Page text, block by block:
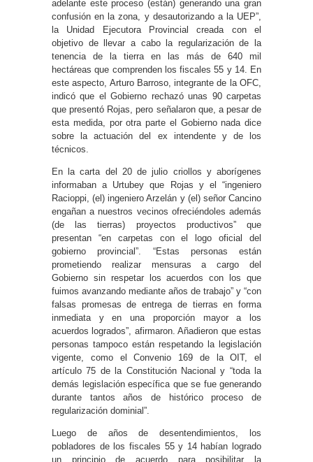
adelante este proceso (están) generando una gran
confusión en la zona, y desautorizando a la UEP”,
la Unidad Ejecutora Provincial creada con el
objetivo de llevar a cabo la regularización de la
tenencia de la tierra en las más de 640 mil
hectáreas que comprenden los fiscales 55 y 14. En
este aspecto, Arturo Barroso, integrante de la OFC,
indicó que el Gobierno rechazó unas 90 carpetas
que presentó Rojas, pero señalaron que, a pesar de
esta medida, por otra parte el Gobierno nada dice
sobre la actuación del ex intendente y de los
técnicos.
En la carta del 20 de julio criollos y aborígenes
informaban a Urtubey que Rojas y el “ingeniero
Racioppi, (el) ingeniero Arzelán y (el) señor Cancino
engañan a nuestros vecinos ofreciéndoles además
(de las tierras) proyectos productivos” que
presentan “en carpetas con el logo oficial del
gobierno provincial”. “Estas personas están
prometiendo realizar mensuras a cargo del
Gobierno sin respetar los acuerdos con los que
fuimos avanzando mediante años de trabajo” y “con
falsas promesas de entrega de tierras en forma
inmediata y en una proporción mayor a los
acuerdos logrados”, afirmaron. Añadieron que estas
personas tampoco están respetando la legislación
vigente, como el Convenio 169 de la OIT, el
artículo 75 de la Constitución Nacional y “toda la
demás legislación específica que se fue generando
durante tantos años de histórico proceso de
regularización dominial”.
Luego de años de desentendimientos, los
pobladores de los fiscales 55 y 14 habían logrado
un principio de acuerdo para posibilitar la